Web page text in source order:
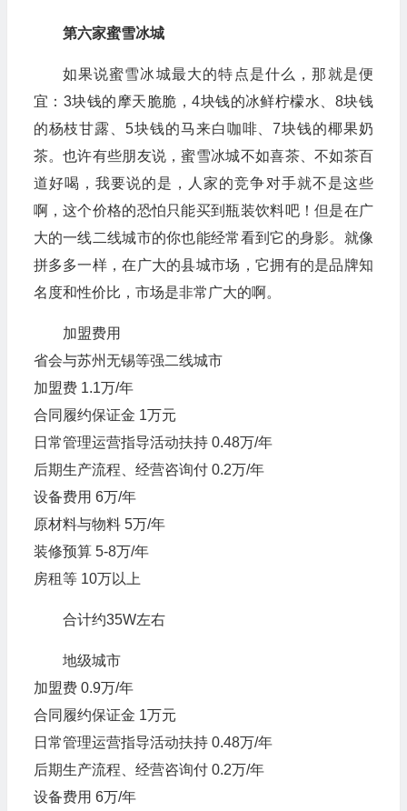
第六家蜜雪冰城
如果说蜜雪冰城最大的特点是什么，那就是便
宜：3块钱的摩天脆脆，4块钱的冰鲜柠檬水、8块钱
的杨枝甘露、5块钱的马来白咖啡、7块钱的椰果奶
茶。也许有些朋友说，蜜雪冰城不如喜茶、不如茶百
道好喝，我要说的是，人家的竞争对手就不是这些
啊，这个价格的恐怕只能买到瓶装饮料吧！但是在广
大的一线二线城市的你也能经常看到它的身影。就像
拼多多一样，在广大的县城市场，它拥有的是品牌知
名度和性价比，市场是非常广大的啊。
加盟费用
省会与苏州无锡等强二线城市
加盟费 1.1万/年
合同履约保证金 1万元
日常管理运营指导活动扶持 0.48万/年
后期生产流程、经营咨询付 0.2万/年
设备费用 6万/年
原材料与物料 5万/年
装修预算 5-8万/年
房租等 10万以上
合计约35W左右
地级城市
加盟费 0.9万/年
合同履约保证金 1万元
日常管理运营指导活动扶持 0.48万/年
后期生产流程、经营咨询付 0.2万/年
设备费用 6万/年